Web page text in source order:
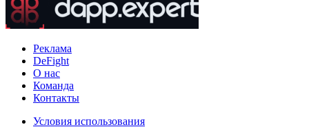
Реклама
DeFight
О нас
Команда
Контакты
Условия использования